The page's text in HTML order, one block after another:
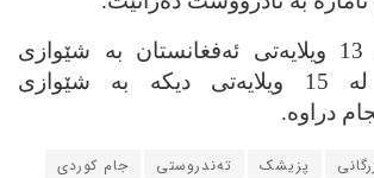
توێژینه‌وه‌که‌ له‌ 13 ویلایه‌تی ئه‌فغانستان به‌ شێوازی
ڕاسته‌وخۆ و له‌ 15 ویلایه‌تی دیکه‌ به‌ شێوازی
دراوه‌.
پزیشک ته‌ندروستی
جام کوردی